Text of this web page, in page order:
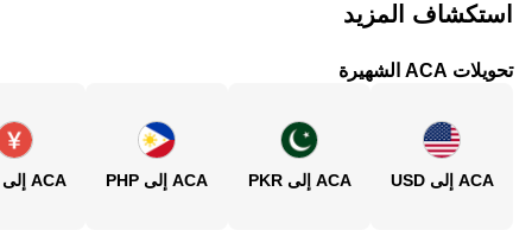
استكشاف المزيد
تحويلات ACA الشهيرة
ACA إلى USD ACA إلى PKR ACA إلى PHP ACA إلى CNY